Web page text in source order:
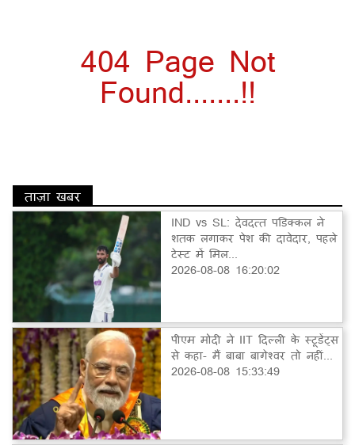
404 Page Not
Found.......!!
ताज़ा खबर
IND vs SL: देवदत्त पडिक्कल ने
शतक लगाकर पेश की दावेदार, पहले
टेस्ट में मिल...
2026-08-08 16:20:02
पीएम मोदी ने IIT दिल्ली के स्टूडेंट्स
से कहा- मैं बाबा बागेश्वर तो नहीं...
2026-08-08 15:33:49